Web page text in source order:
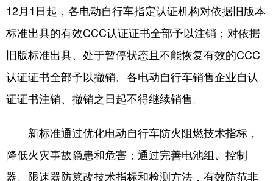
12月1日起，各电动自行车指定认证机构对依据旧版本
标准出具的有效CCC认证证书全部予以注销；对依据
旧版标准出具、处于暂停状态且不能恢复有效的CCC
认证证书全部予以撤销。各电动自行车销售企业自认
证证书注销、撤销之日起不得继续销售。
新标准通过优化电动自行车防火阻燃技术指标，
降低火灾事故隐患和危害；通过完善电池组、控制
器、限速器防篡改技术指标和检测方法，有效防范非